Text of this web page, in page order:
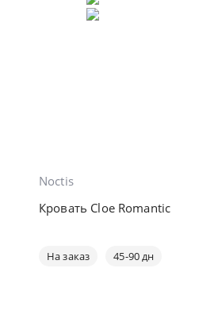
Noctis
Кровать Cloe Romantic
На заказ 45-90 дн